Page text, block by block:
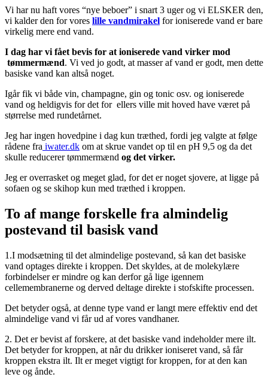
Vi har nu haft vores “nye beboer” i snart 3 uger og vi ELSKER den,
vi kalder den for vores lille vandmirakel for ioniserede vand er bare
virkelig mere end vand.
I dag har vi fået bevis for at ioniserede vand virker mod
tømmermænd. Vi ved jo godt, at masser af vand er godt, men dette
basiske vand kan altså noget.
Igår fik vi både vin, champagne, gin og tonic osv. og ioniserede
vand og heldigvis for det for ellers ville mit hoved have været på
størrelse med rundetårnet.
Jeg har ingen hovedpine i dag kun træthed, fordi jeg valgte at følge
rådene fra iwater.dk om at skrue vandet op til en pH 9,5 og da det
skulle reducerer tømmermænd og det virker.
Jeg er overrasket og meget glad, for det er noget sjovere, at ligge på
sofaen og se skihop kun med træthed i kroppen.
To af mange forskelle fra almindelig
postevand til basisk vand
1.I modsætning til det almindelige postevand, så kan det basiske
vand optages direkte i kroppen. Det skyldes, at de molekylære
forbindelser er mindre og kan derfor gå lige igennem
cellemembranerne og derved deltage direkte i stofskifte processen.
Det betyder også, at denne type vand er langt mere effektiv end det
almindelige vand vi får ud af vores vandhaner.
2. Det er bevist af forskere, at det basiske vand indeholder mere ilt.
Det betyder for kroppen, at når du drikker ioniseret vand, så får
kroppen ekstra ilt. Ilt er meget vigtigt for kroppen, for at den kan
leve og ånde.